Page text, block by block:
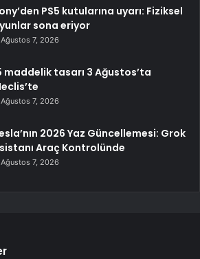
PS5 kutularına uyarı: Fiziksel
sona eriyor
Ağustos 7, 2026
maddelik tasarı 3 Ağustos’ta
Ağustos 7, 2026
2026 Yaz Güncellemesi: Grok
Araç Kontrolünde
Ağustos 7, 2026